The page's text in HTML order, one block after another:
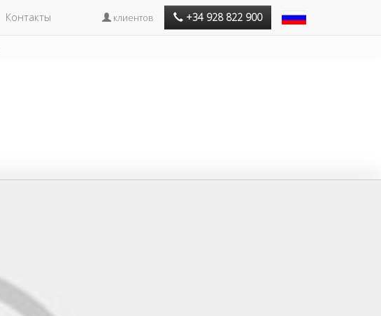
Контакты клиентов +34 928 822 900